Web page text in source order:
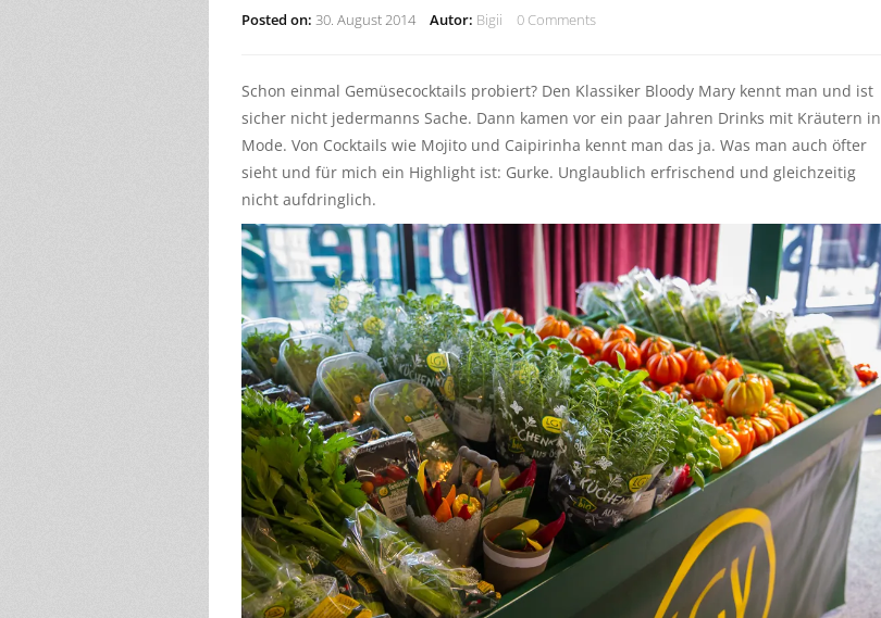
Posted on: 30. August 2014 Autor: Bigii 0 Comments
Schon einmal Gemüsecocktails probiert? Den Klassiker Bloody Mary kennt man und ist
sicher nicht jedermanns Sache. Dann kamen vor ein paar Jahren Drinks mit Kräutern in
Mode. Von Cocktails wie Mojito und Caipirinha kennt man das ja. Was man auch öfter
sieht und für mich ein Highlight ist: Gurke. Unglaublich erfrischend und gleichzeitig
nicht aufdringlich.